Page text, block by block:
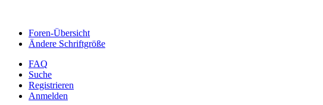
Foren-Übersicht
Ändere Schriftgröße
FAQ
Suche
Registrieren
Anmelden